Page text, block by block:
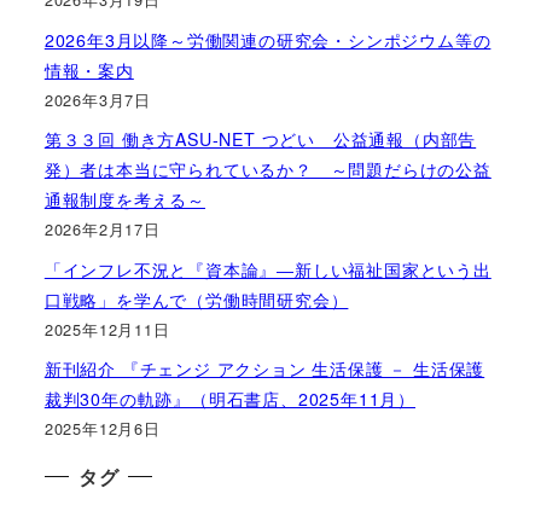
2026年3月以降～労働関連の研究会・シンポジウム等の
情報・案内
2026年3月7日
第３３回 働き方ASU-NET つどい 公益通報（内部告
発）者は本当に守られているか？ ～問題だらけの公益
通報制度を考える～
2026年2月17日
「インフレ不況と『資本論』―新しい福祉国家という出
口戦略」を学んで（労働時間研究会）
2025年12月11日
新刊紹介 『チェンジ アクション 生活保護 － 生活保護
裁判30年の軌跡』（明石書店、2025年11月）
2025年12月6日
タグ